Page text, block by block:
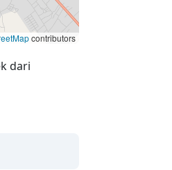
contributors
dari